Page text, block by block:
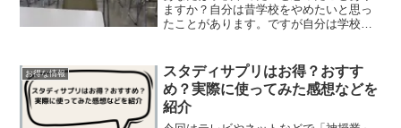
ますか？自分は昔学校をやめたいと思っ
たことがあります。ですが自分は学校行
いると思います。この記事では、学校を
やめる理由、やめた後の選...
お得な情報
スタディサプリはお得？おすす
め？実際に使ってみた感想などを
紹介